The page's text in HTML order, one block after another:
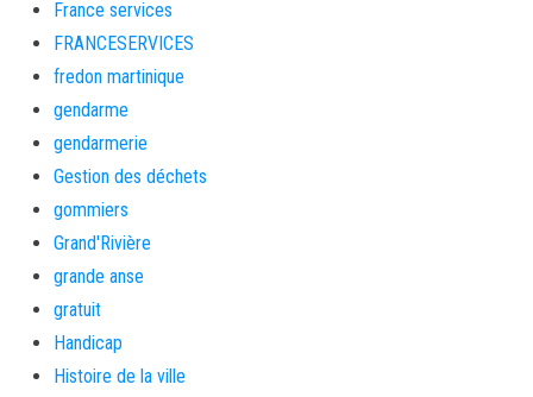
France services
FRANCESERVICES
fredon martinique
gendarme
gendarmerie
Gestion des déchets
gommiers
Grand'Rivière
grande anse
gratuit
Handicap
Histoire de la ville